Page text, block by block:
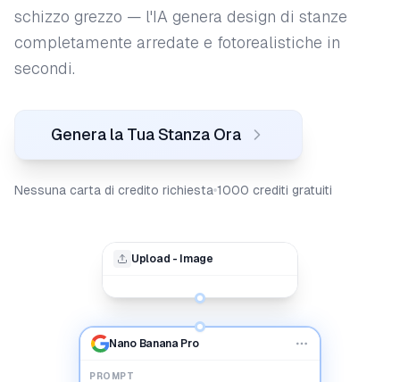
schizzo grezzo — l'IA genera design di stanze
completamente arredate e fotorealistiche in
secondi.
Genera la Tua Stanza Ora
Nessuna carta di credito richiesta 1000 crediti gratuiti
Upload - Image
Nano Banana Pro
PROMPT